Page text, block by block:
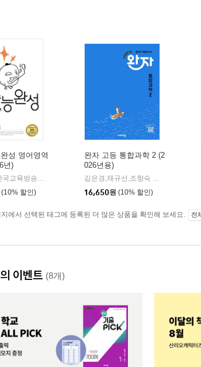
성 영어영역
년)
교육방송공사
(10% 할인)
완자 고등 통합과학 2 (2
026년용)
김은경,채규선,조향숙 등저
16,650원 (10% 할인)
에서 선택된 태그에 등록된 더 많은 상품을 확인해 보세요. 전
이벤트 (8개)